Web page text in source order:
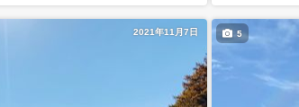
2021年11月7日 5